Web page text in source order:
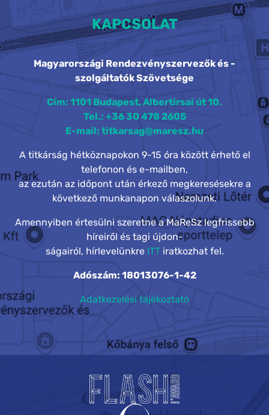
KAPCSOLAT
Magyarországi Rendezvényszervezők és -
szolgáltatók Szövetsége
Cím: 1101 Budapest, Albertirsai út 10.
Tel.: +36 30 478 2605
E-mail: titkarsag@maresz.hu
A titkárság hétköznapokon 9-15 óra között érhető el
telefonon és e-mailben,
az ezután az időpont után érkező megkeresésekre a
következő munkanapon válaszolunk.
Amennyiben értesülni szeretne a MaReSz legfrissebb
híreiről és tagi újdon-
ságairól, hírlevelünkre ITTiratkozhat fel.
Adószám: 18013076-1-42
Adatkezelési tájékoztató